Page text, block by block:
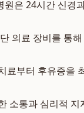
원은 24시간 신경
의료 장비를 통
료부터 후유증을
소통과 심리적